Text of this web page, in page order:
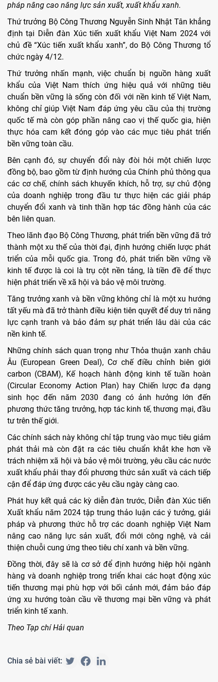
pháp nâng cao năng lực sản xuất, xuất khẩu xanh.
Thứ trưởng Bộ Công Thương Nguyễn Sinh Nhật Tân khẳng
định tại Diễn đàn Xúc tiến xuất khẩu Việt Nam 2024 với
chủ đề “Xúc tiến xuất khẩu xanh”, do Bộ Công Thương tổ
chức ngày 4/12.
Thứ trưởng nhấn mạnh, việc chuẩn bị nguồn hàng xuất
khẩu của Việt Nam thích ứng hiệu quả với những tiêu
chuẩn bền vững là sống còn đối với nền kinh tế Việt Nam,
không chỉ giúp Việt Nam đáp ứng yêu cầu của thị trường
quốc tế mà còn góp phần nâng cao vị thế quốc gia, hiện
thực hóa cam kết đóng góp vào các mục tiêu phát triển
bền vững toàn cầu.
Bên cạnh đó, sự chuyển đổi này đòi hỏi một chiến lược
đồng bộ, bao gồm từ định hướng của Chính phủ thông qua
các cơ chế, chính sách khuyến khích, hỗ trợ, sự chủ động
của doanh nghiệp trong đầu tư thực hiện các giải pháp
chuyển đổi xanh và tinh thần hợp tác đồng hành của các
bên liên quan.
Theo lãnh đạo Bộ Công Thương, phát triển bền vững đã trở
thành một xu thế của thời đại, định hướng chiến lược phát
triển của mỗi quốc gia. Trong đó, phát triển bền vững về
kinh tế được là coi là trụ cột nền tảng, là tiền đề để thực
hiện phát triển về xã hội và bảo vệ môi trường.
Tăng trưởng xanh và bền vững không chỉ là một xu hướng
tất yếu mà đã trở thành điều kiện tiên quyết để duy trì năng
lực cạnh tranh và bảo đảm sự phát triển lâu dài của các
nền kinh tế.
Những chính sách quan trọng như Thỏa thuận xanh châu
Âu (European Green Deal), Cơ chế điều chỉnh biên giới
carbon (CBAM), Kế hoạch hành động kinh tế tuần hoàn
(Circular Economy Action Plan) hay Chiến lược đa dạng
sinh học đến năm 2030 đang có ảnh hưởng lớn đến
phương thức tăng trưởng, hợp tác kinh tế, thương mại, đầu
tư trên thế giới.
Các chính sách này không chỉ tập trung vào mục tiêu giảm
phát thải mà còn đặt ra các tiêu chuẩn khắt khe hơn về
trách nhiệm xã hội và bảo vệ môi trường, yêu cầu các nước
xuất khẩu phải thay đổi phương thức sản xuất và cách tiếp
cận để đáp ứng được các yêu cầu ngày càng cao.
Phát huy kết quả các kỳ diễn đàn trước, Diễn đàn Xúc tiến
Xuất khẩu năm 2024 tập trung thảo luận các ý tưởng, giải
pháp và phương thức hỗ trợ các doanh nghiệp Việt Nam
nâng cao năng lực sản xuất, đổi mới công nghệ, và cải
thiện chuỗi cung ứng theo tiêu chí xanh và bền vững.
Đồng thời, đây sẽ là cơ sở để định hướng hiệp hội ngành
hàng và doanh nghiệp trong triển khai các hoạt động xúc
tiến thương mại phù hợp với bối cảnh mới, đảm bảo đáp
ứng xu hướng toàn cầu về thương mại bền vững và phát
triển kinh tế xanh.
Theo Tạp chí Hải quan
Chia sẻ bài viết: